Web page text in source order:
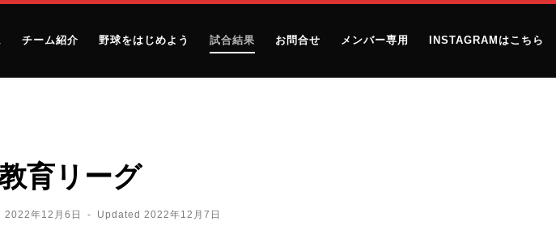
チーム紹介 野球をはじめよう 試合結果 お問合せ メンバー専用 INSTAGRAMはこちら
育リーグ
2022年12月6日 - Updated 2022年12月7日